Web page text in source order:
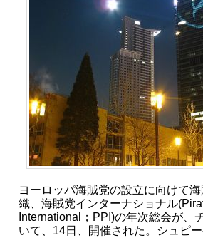
ヨーロッパ海賊党の設立に向けて
織、海賊党インターナショナル
International；PPI)の年次総会が、
いて、14日、開催された。シュピ